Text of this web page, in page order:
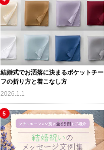
結婚式でお洒落に決まるポケットチー
フの折り方と着こなし方
2026.1.1